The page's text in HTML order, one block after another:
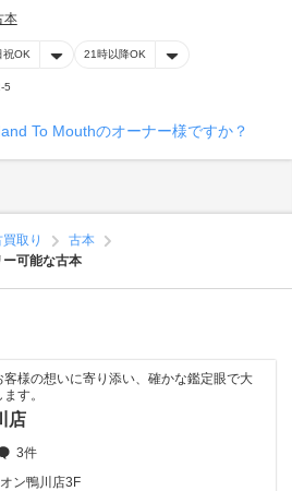
本
祝OK 21時以降OK
5
To Mouthのオーナー様ですか？
取り
古本
可能な古本
様の想いに寄り添い、確かな鑑定眼で大
す。
店
3件
ン鴨川店3F